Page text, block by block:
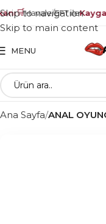
🛒Havale/EFT ile
Skip to navigation
Skip to main content
MENU
Ana Sayfa ANAL